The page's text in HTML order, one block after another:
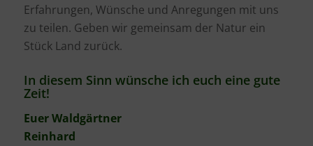
Erfahrungen, Wünsche und Anregungen mit uns
zu teilen. Geben wir gemeinsam der Natur ein
Stück Land zurück.
In diesem Sinn wünsche ich euch eine gute
Zeit!
Euer Waldgärtner
Reinhard